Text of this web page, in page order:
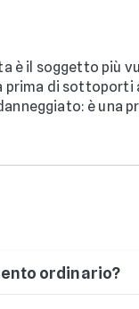
è il soggetto più
prima di sottoporti
è una
ordinario?